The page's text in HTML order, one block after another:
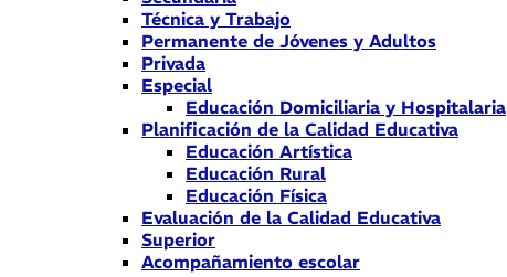
Técnica y Trabajo
Permanente de Jóvenes y Adultos
Privada
Especial
Educación Domiciliaria y Hospitalaria
Planificación de la Calidad Educativa
Educación Artística
Educación Rural
Educación Física
Evaluación de la Calidad Educativa
Superior
Acompañamiento escolar